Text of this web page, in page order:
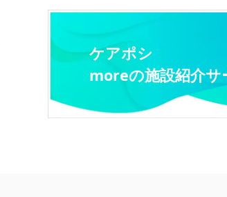
ケアポシ
moreの施設紹介サ